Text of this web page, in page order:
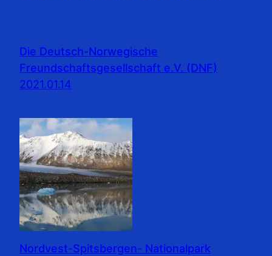
Die Deutsch-Norwegische
Freundschaftsgesellschaft e.V. (DNF)
2021.01.14
Nordvest-Spitsbergen- Nationalpark